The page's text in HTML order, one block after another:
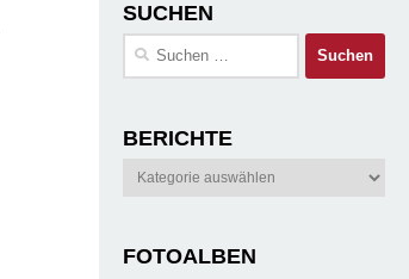
SUCHEN
Suchen
BERICHTE
Berichte
FOTOALBEN